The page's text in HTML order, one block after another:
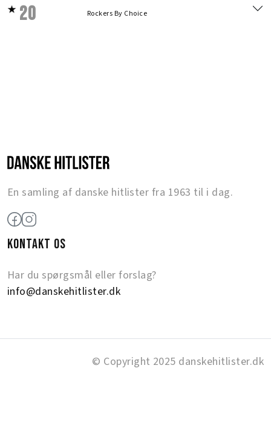
20
Rockers By Choice
En samling af danske hitlister fra 1963 til i dag.
KONTAKT OS
Har du spørgsmål eller forslag?
info@danskehitlister.dk
© Copyright 2025 danskehitlister.dk